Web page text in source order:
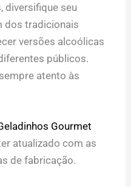
diversifique seu
dos tradicionais
versões alcoólicas
públicos.
atento às
Gourmet
atualizado com as
de fabricação.